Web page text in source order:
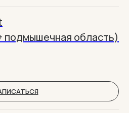
подмышечная область)